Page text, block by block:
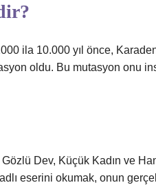
ila 10.000 yıl önce,
oldu. Bu mutasyon onu
Dev, Küçük Kadın ve
eserini okumak, onun